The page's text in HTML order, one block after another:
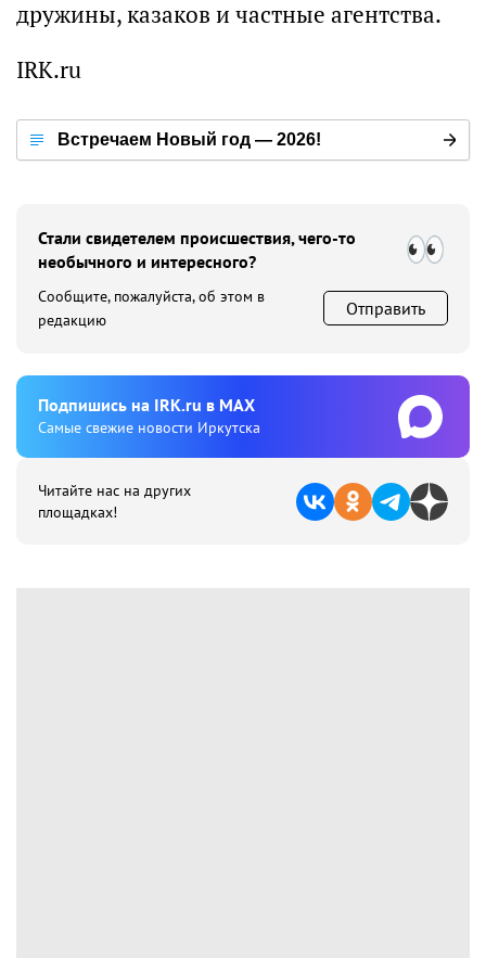
дружины, казаков и частные агентства.
IRK.ru
Встречаем Новый год — 2026!
Стали свидетелем происшествия, чего-то
необычного и интересного?
Сообщите, пожалуйста, об этом в
редакцию
Отправить
Подпишиcь на IRK.ru в MAX
Cамые свежие новости Иркутска
Читайте нас на других
площадках!